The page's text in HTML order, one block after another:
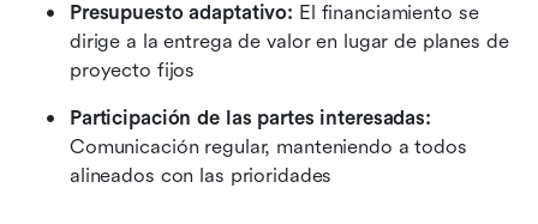
Presupuesto adaptativo: El financiamiento se
dirige a la entrega de valor en lugar de planes de
proyecto fijos
Participación de las partes interesadas:
Comunicación regular, manteniendo a todos
alineados con las prioridades